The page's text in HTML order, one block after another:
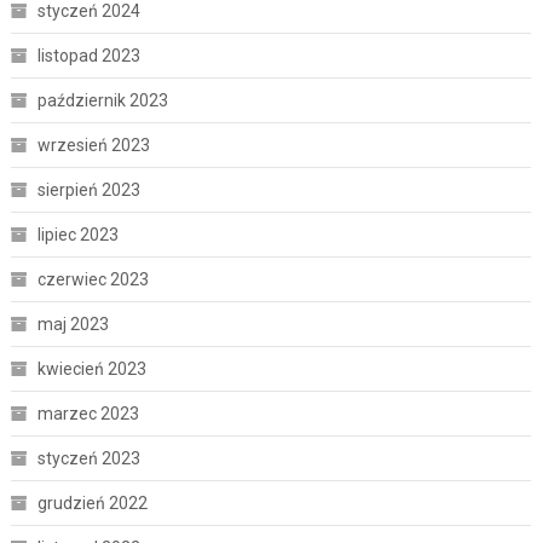
styczeń 2024
listopad 2023
październik 2023
wrzesień 2023
sierpień 2023
lipiec 2023
czerwiec 2023
maj 2023
kwiecień 2023
marzec 2023
styczeń 2023
grudzień 2022